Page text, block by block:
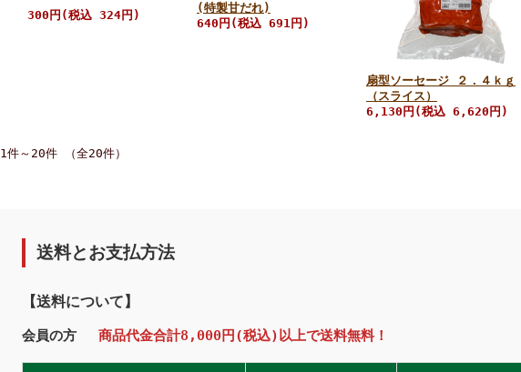
300円(税込 324円)
(特製甘だれ)
640円(税込 691円)
扇型ソーセージ ２．４ｋｇ
（スライス）
6,130円(税込 6,620円)
1件～20件 （全20件）
送料とお支払方法
【送料について】
会員の方 商品代金合計8,000円(税込)以上で送料無料！